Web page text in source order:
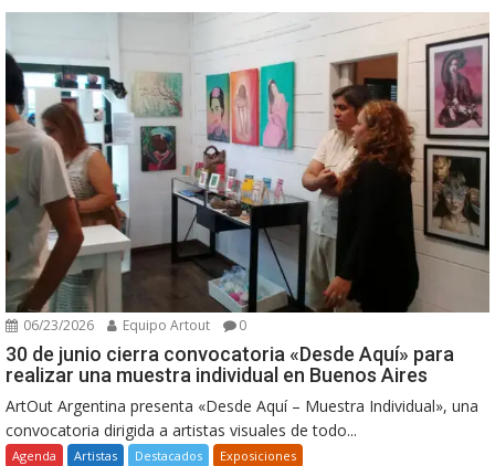
06/23/2026 Equipo Artout 0
30 de junio cierra convocatoria «Desde Aquí» para
realizar una muestra individual en Buenos Aires
ArtOut Argentina presenta «Desde Aquí – Muestra Individual», una
convocatoria dirigida a artistas visuales de todo...
Agenda Artistas Destacados Exposiciones